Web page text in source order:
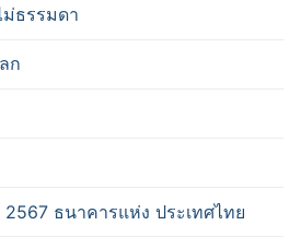
ม่ธรรมดา
ก
ธนาคารแห่ง ประเทศไทย